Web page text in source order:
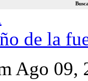
de la
Ago 09,